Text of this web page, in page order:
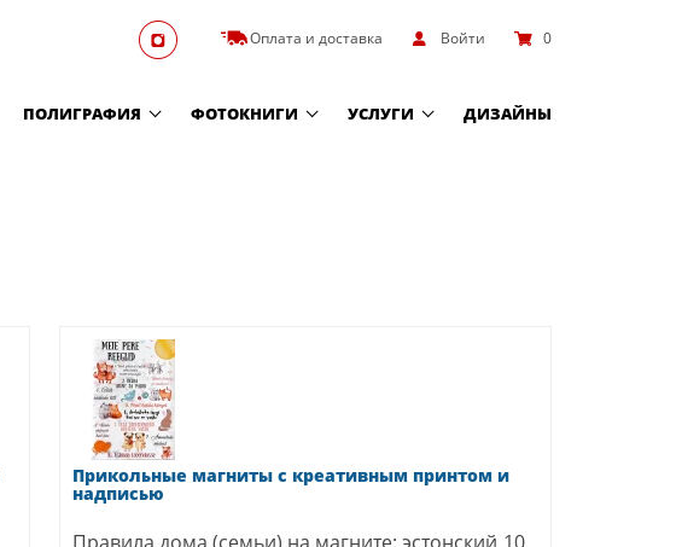
Оплата и доставка Войти 0
ПОЛИГРАФИЯ ФОТОКНИГИ УСЛУГИ ДИЗАЙНЫ
Прикольные магниты с креативным принтом и
надписью